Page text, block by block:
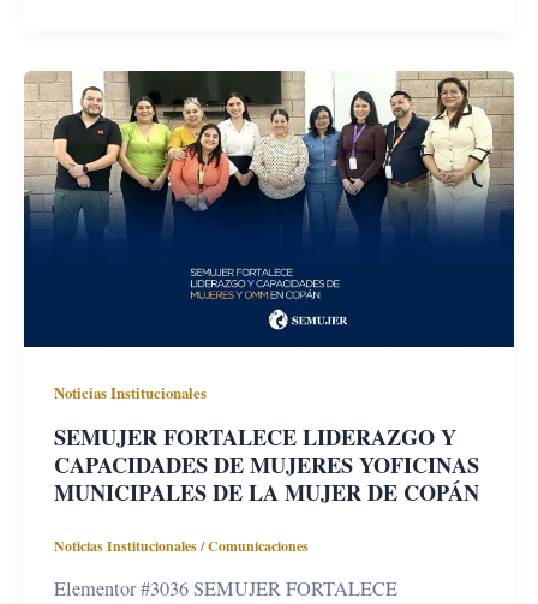
Noticias Institucionales
SEMUJER FORTALECE LIDERAZGO Y
CAPACIDADES DE MUJERES YOFICINAS
MUNICIPALES DE LA MUJER DE COPÁN
Noticias Institucionales/Comunicaciones
Elementor #3036 SEMUJER FORTALECE